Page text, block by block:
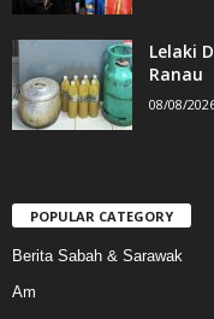
Lelaki
Ranau
08/08/
POPULAR CATEGORY
Berita Sabah & Sarawak
Am